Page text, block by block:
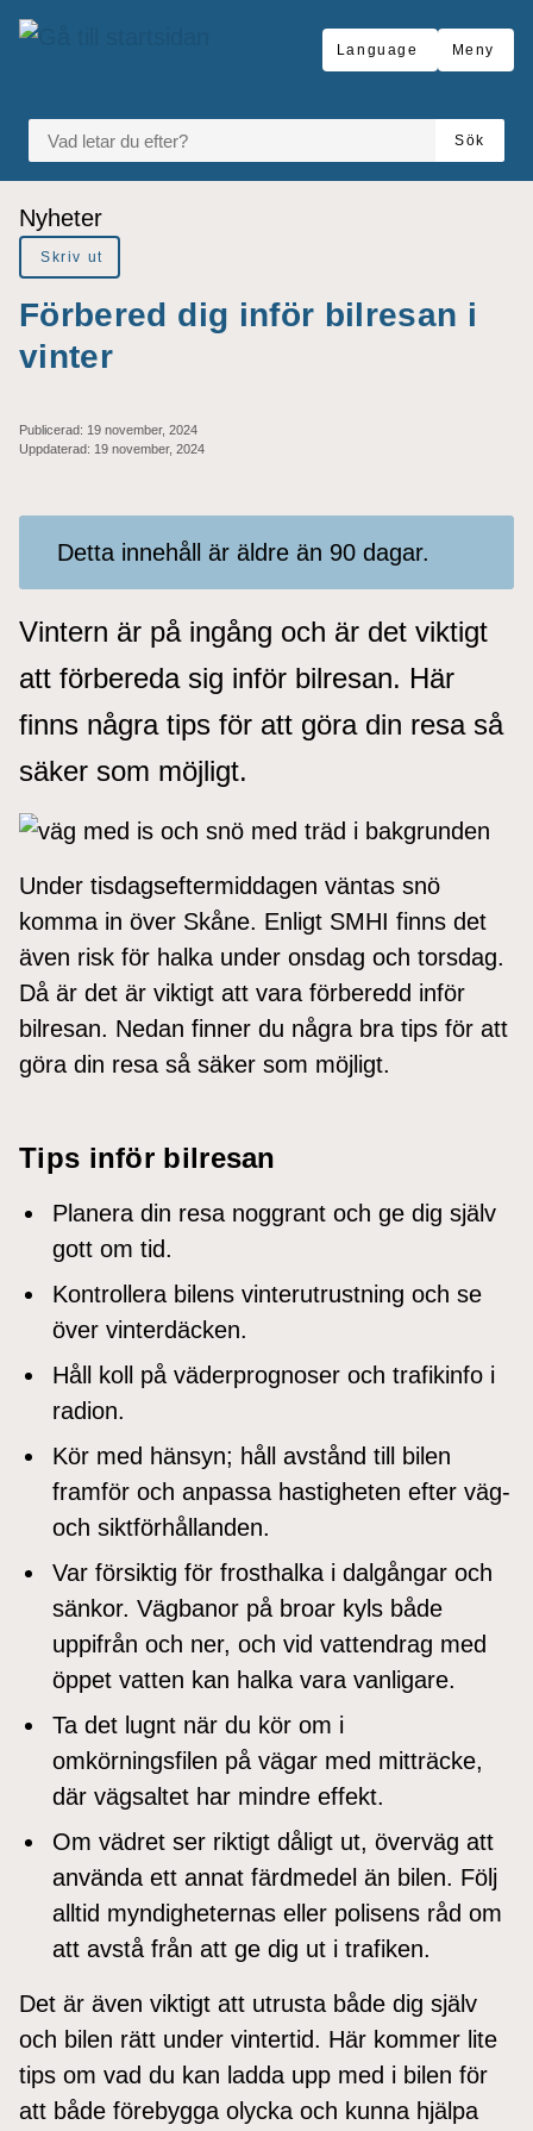
Gå till innehåll
Language Meny
VAD LETAR DU EFTER?
Sök
Du är här:
Nyheter
Skriv ut
Förbered dig inför bilresan i
vinter
Publicerad: 19 november, 2024
Uppdaterad: 19 november, 2024
Detta innehåll är äldre än 90 dagar.
Vintern är på ingång och är det viktigt
att förbereda sig inför bilresan. Här
finns några tips för att göra din resa så
säker som möjligt.
Under tisdagseftermiddagen väntas snö
komma in över Skåne. Enligt SMHI finns det
även risk för halka under onsdag och torsdag.
Då är det är viktigt att vara förberedd inför
bilresan. Nedan finner du några bra tips för att
göra din resa så säker som möjligt.
Tips inför bilresan
Planera din resa noggrant och ge dig själv
gott om tid.
Kontrollera bilens vinterutrustning och se
över vinterdäcken.
Håll koll på väderprognoser och trafikinfo i
radion.
Kör med hänsyn; håll avstånd till bilen
framför och anpassa hastigheten efter väg-
och siktförhållanden.
Var försiktig för frosthalka i dalgångar och
sänkor. Vägbanor på broar kyls både
uppifrån och ner, och vid vattendrag med
öppet vatten kan halka vara vanligare.
Ta det lugnt när du kör om i
omkörningsfilen på vägar med mitträcke,
där vägsaltet har mindre effekt.
Om vädret ser riktigt dåligt ut, överväg att
använda ett annat färdmedel än bilen. Följ
alltid myndigheternas eller polisens råd om
att avstå från att ge dig ut i trafiken.
Det är även viktigt att utrusta både dig själv
och bilen rätt under vintertid. Här kommer lite
tips om vad du kan ladda upp med i bilen för
att både förebygga olycka och kunna hjälpa